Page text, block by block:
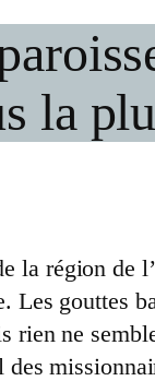
la
la région de
Les gouttes
rien ne